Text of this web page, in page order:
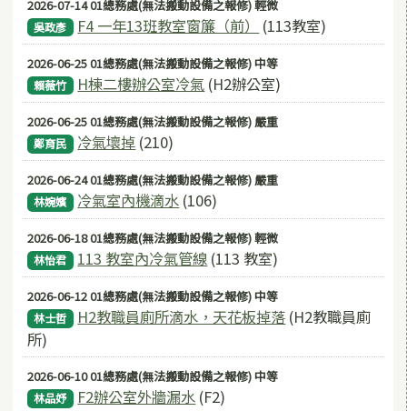
2026-07-14 01總務處(無法搬動設備之報修) 輕微
吳政彥 F4 一年13班教室窗簾（前） (113教室)
2026-06-25 01總務處(無法搬動設備之報修) 中等
賴薇竹 H棟二樓辦公室冷氣 (H2辦公室)
2026-06-25 01總務處(無法搬動設備之報修) 嚴重
鄭育民 冷氣壞掉 (210)
2026-06-24 01總務處(無法搬動設備之報修) 嚴重
林婉嬪 冷氣室內機滴水 (106)
2026-06-18 01總務處(無法搬動設備之報修) 輕微
林怡君 113 教室內冷氣管線 (113 教室)
2026-06-12 01總務處(無法搬動設備之報修) 中等
林士哲 H2教職員廁所滴水，天花板掉落 (H2教職員廁
所)
2026-06-10 01總務處(無法搬動設備之報修) 中等
林品妤 F2辦公室外牆漏水 (F2)